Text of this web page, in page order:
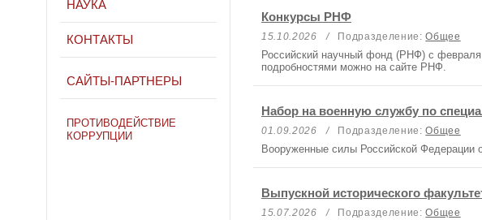
НАУКА
КОНТАКТЫ
САЙТЫ-ПАРТНЕРЫ
ПРОТИВОДЕЙСТВИЕ
КОРРУПЦИИ
Конкурсы РНФ
15.10.2026 /Подразделение:Общее
Российский научный фонд (РНФ) с февраля
подробностями можно на сайте РНФ.
Набор на военную службу по
01.09.2026 /Подразделение:Общее
Вооруженные силы Российской Федерации
Выпускной исторического
15.07.2026 /Подразделение:Общее